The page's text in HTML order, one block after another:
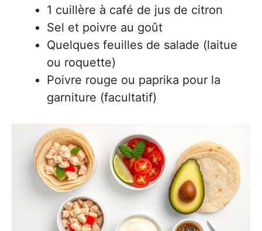
1 cuillère à café de jus de citron
Sel et poivre au goût
Quelques feuilles de salade (laitue
ou roquette)
Poivre rouge ou paprika pour la
garniture (facultatif)